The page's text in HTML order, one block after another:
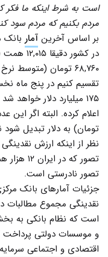
است به شرط اینکه ما فکر
مردم بکنیم که مردم سود
بر اساس آخرین آمار
در کشور
۶۸,۷۶۰ تومان (متوسط
۱۷۵ میلیارد دلار
تومان) به دلار تبدیل شود
نظر از اینکه ارزش
تصور که
تصور نادرستی است.
نقدینگی مجموع مطالبات
است که نظام بانکی به
و موسسات دولتی
اقتصادی و اجتماعی